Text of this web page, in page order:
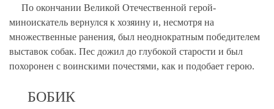
По окончании Великой Отечественной герой-
миноискатель вернулся к хозяину и, несмотря на
множественные ранения, был неоднократным победителем
выставок собак. Пес дожил до глубокой старости и был
похоронен с воинскими почестями, как и подобает герою.
БОБИК